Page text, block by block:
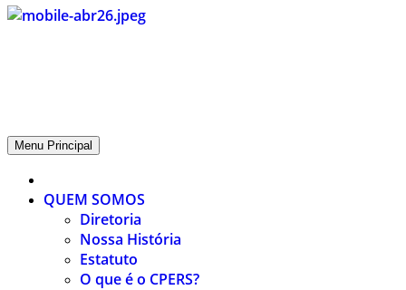
CPERS – Sindicato
CPERS – Sindicato dos Professores e Funcionários de escola do
Menu Principal
QUEM SOMOS
Diretoria
Nossa História
Estatuto
O que é o CPERS?